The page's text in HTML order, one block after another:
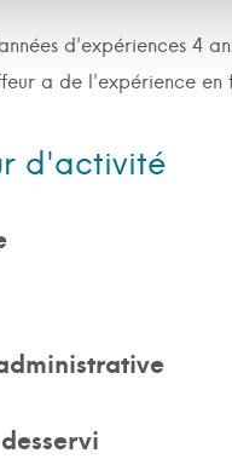
d'expériences 4
a de l'expérience en
d'activité